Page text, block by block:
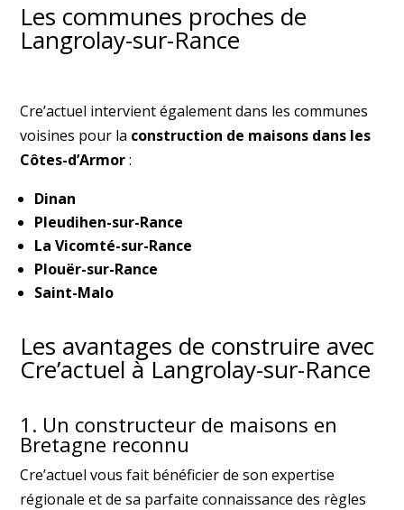
Les communes proches de
Langrolay-sur-Rance
Cre’actuel intervient également dans les communes
voisines pour la construction de maisons dans les
Côtes-d’Armor:
Dinan
Pleudihen-sur-Rance
La Vicomté-sur-Rance
Plouër-sur-Rance
Saint-Malo
Les avantages de construire avec
Cre’actuel à Langrolay-sur-Rance
1. Un constructeur de maisons en
Bretagne reconnu
Cre’actuel vous fait bénéficier de son expertise
régionale et de sa parfaite connaissance des règles